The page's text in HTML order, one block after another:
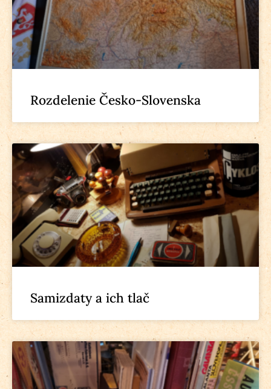
Rozdelenie Česko-Slovenska
Samizdaty a ich tlač